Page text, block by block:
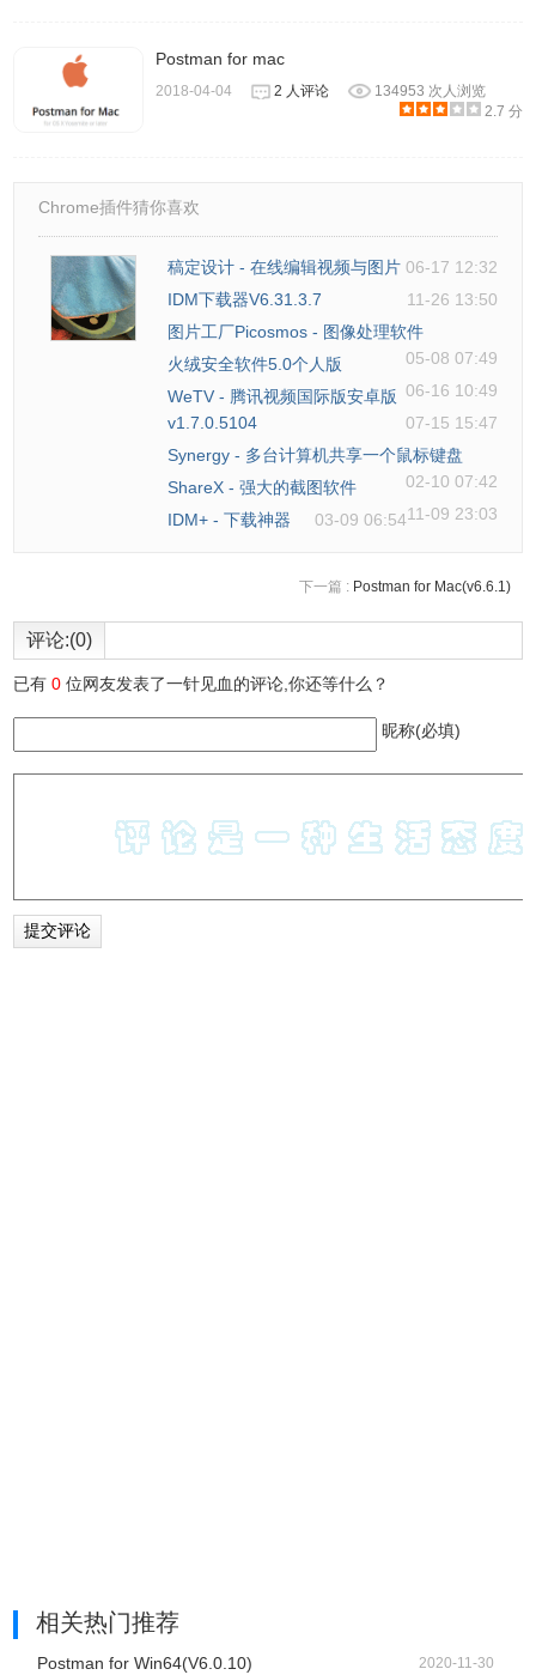
Postman for mac
2018-04-04 2 人评论
134953 次人浏览
2.7 分
Chrome插件猜你喜欢
稿定设计 - 在线编辑视频与图片 06-17 12:32
IDM下载器V6.31.3.7
11-26 13:50
图片工厂Picosmos - 图像处理软件
05-08 07:49
火绒安全软件5.0个人版
06-16 10:49
WeTV - 腾讯视频国际版安卓版
v1.7.0.5104
07-15 15:47
Synergy - 多台计算机共享一个鼠标键盘
02-10 07:42
ShareX - 强大的截图软件
11-09 23:03
IDM+ - 下载神器 03-09 06:54
下一篇 : Postman for Mac(v6.6.1)
评论:(0)
已有0 位网友发表了一针见血的评论,你还等什么？
昵称(必填)
相关热门推荐
Postman for Win64(V6.0.10) 2020-11-30